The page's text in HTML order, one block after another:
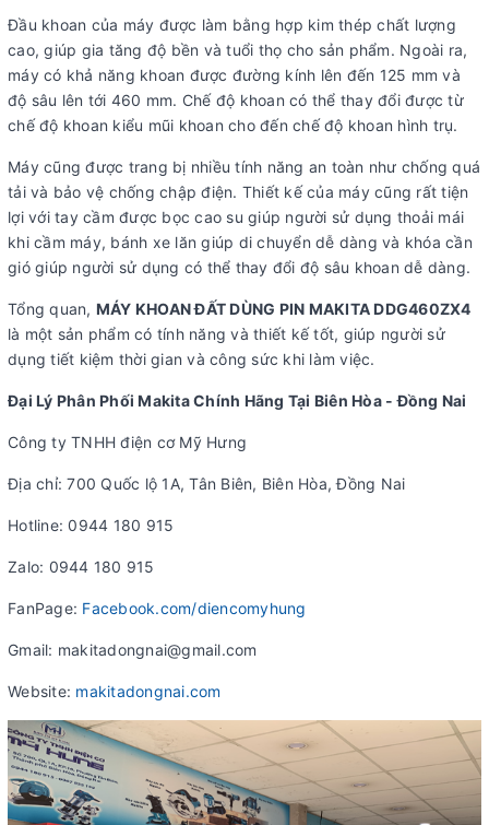
Đầu khoan của máy được làm bằng hợp kim thép chất lượng
cao, giúp gia tăng độ bền và tuổi thọ cho sản phẩm. Ngoài ra,
máy có khả năng khoan được đường kính lên đến 125 mm và
độ sâu lên tới 460 mm. Chế độ khoan có thể thay đổi được từ
chế độ khoan kiểu mũi khoan cho đến chế độ khoan hình trụ.
Máy cũng được trang bị nhiều tính năng an toàn như chống quá
tải và bảo vệ chống chập điện. Thiết kế của máy cũng rất tiện
lợi với tay cầm được bọc cao su giúp người sử dụng thoải mái
khi cầm máy, bánh xe lăn giúp di chuyển dễ dàng và khóa cần
gió giúp người sử dụng có thể thay đổi độ sâu khoan dễ dàng.
Tổng quan, MÁY KHOAN ĐẤT DÙNG PIN MAKITA DDG460ZX4
là một sản phẩm có tính năng và thiết kế tốt, giúp người sử
dụng tiết kiệm thời gian và công sức khi làm việc.
Đại Lý Phân Phối Makita Chính Hãng Tại Biên Hòa - Đồng Nai
Công ty TNHH điện cơ Mỹ Hưng
Địa chỉ: 700 Quốc lộ 1A, Tân Biên, Biên Hòa, Đồng Nai
Hotline: 0944 180 915
Zalo: 0944 180 915
FanPage: Facebook.com/diencomyhung
Gmail: makitadongnai@gmail.com
Website: makitadongnai.com